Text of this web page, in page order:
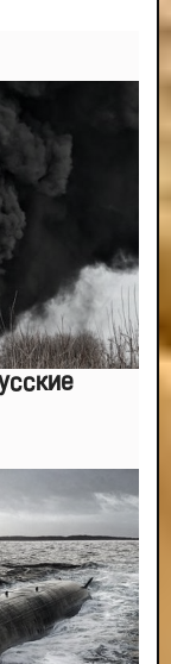
нищета — глупость.
пропустить его
того, кто его дал.
их дают мне.